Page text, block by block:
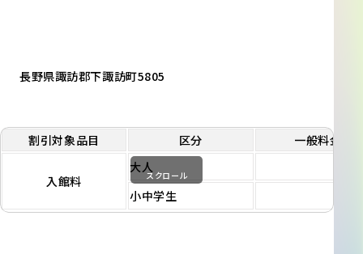
長野県諏訪郡下諏訪町5805
割引対象品目 区分 一般料金
入館料
大人
小中学生
スクロール